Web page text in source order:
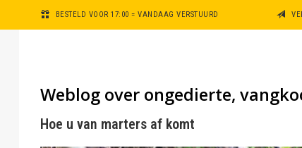
BESTELD VOOR 17:00 = VANDAAG VERSTUURD
Weblog over ongedierte,
Hoe u van marters af komt